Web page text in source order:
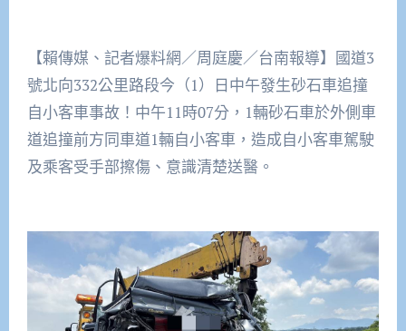
【賴傳媒、記者爆料網／周庭慶／台南報導】國道3
號北向332公里路段今（1）日中午發生砂石車追撞
自小客車事故！中午11時07分，1輛砂石車於外側車
道追撞前方同車道1輛自小客車，造成自小客車駕駛
及乘客受手部擦傷、意識清楚送醫。